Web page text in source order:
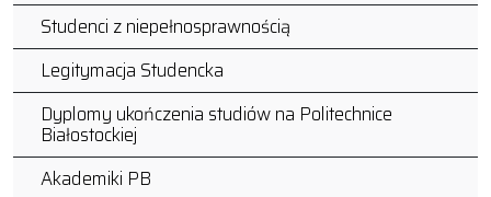
Studenci z niepełnosprawnością
Legitymacja Studencka
Dyplomy ukończenia studiów na Politechnice
Białostockiej
Akademiki PB